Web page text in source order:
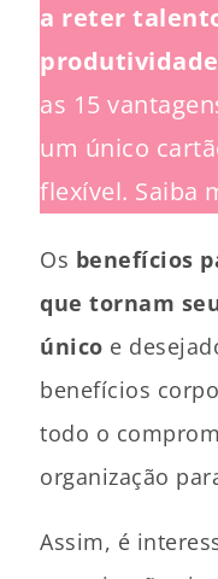
a reter
as 15
um único
flexível. Saiba
Os benefícios
que tornam
único e
benefícios
todo o
organização
Assim, é